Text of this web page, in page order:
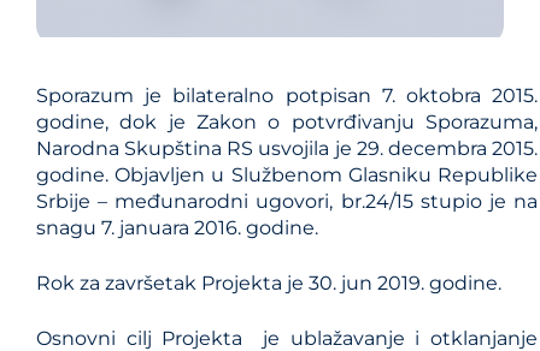
Sporazum je bilateralno potpisan 7. oktobra 2015.
godine, dok je Zakon o potvrđivanju Sporazuma,
Narodna Skupština RS usvojila je 29. decembra 2015.
godine. Objavljen u Službenom Glasniku Republike
Srbije – međunarodni ugovori, br.24/15 stupio je na
snagu 7. januara 2016. godine.
Rok za završetak Projekta je 30. jun 2019. godine.
Osnovni cilj Projekta je ublažavanje i otklanjanje